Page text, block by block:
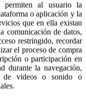
permiten al usuario la
o aplicación y la
que en ella existan
comunicación de datos,
restringido, recordar
el proceso de compra
o participación en
durante la navegación,
de videos o sonido o